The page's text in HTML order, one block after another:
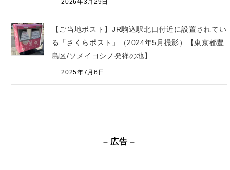
2026年3月29日
【ご当地ポスト】JR駒込駅北口付近に設置されてい
る「さくらポスト」（2024年5月撮影）【東京都豊
島区/ソメイヨシノ発祥の地】
2025年7月6日
– 広告 –